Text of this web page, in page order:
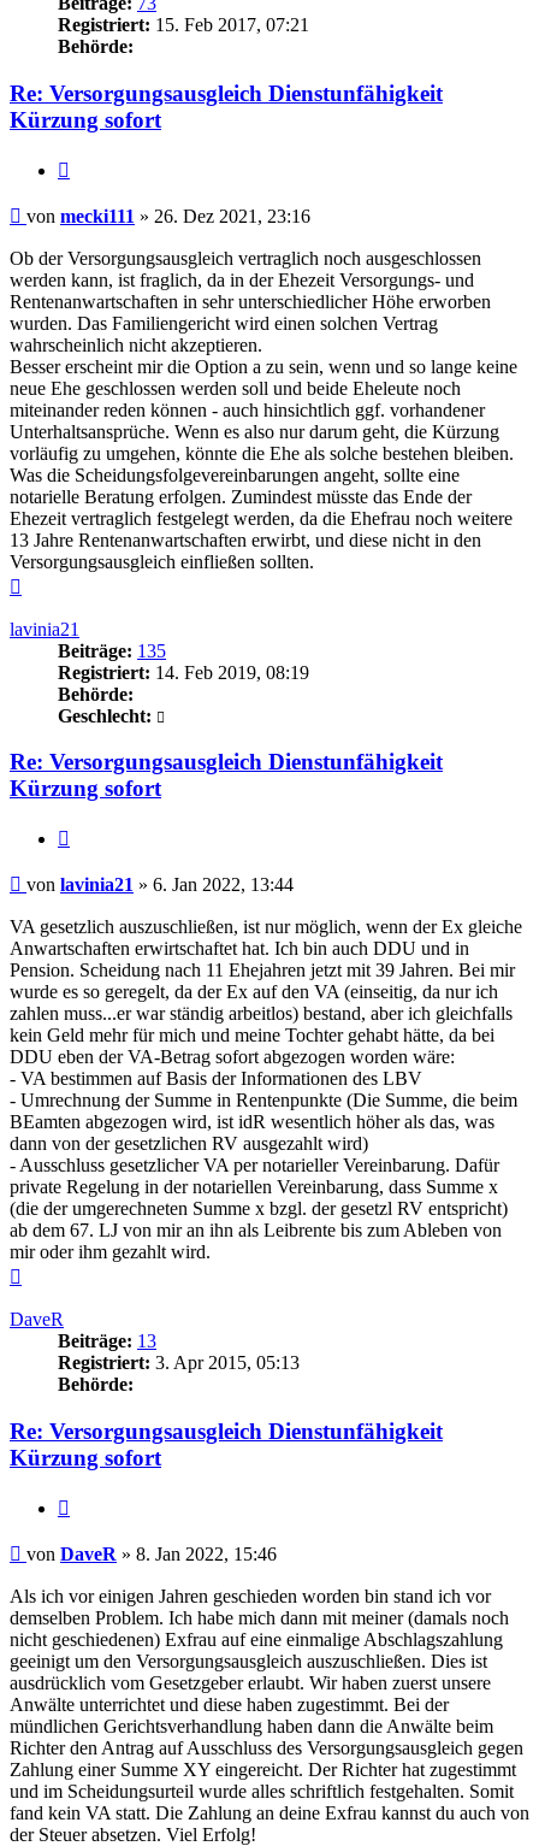
Registriert: 15. Feb 2017, 07:21
Behörde:
Re: Versorgungsausgleich Dienstunfähigkeit
Kürzung sofort
Beitrag
von mecki111 » 26. Dez 2021, 23:16
Ob der Versorgungsausgleich vertraglich noch ausgeschlossen
werden kann, ist fraglich, da in der Ehezeit Versorgungs- und
Rentenanwartschaften in sehr unterschiedlicher Höhe erworben
wurden. Das Familiengericht wird einen solchen Vertrag
wahrscheinlich nicht akzeptieren.
Besser erscheint mir die Option a zu sein, wenn und so lange keine
neue Ehe geschlossen werden soll und beide Eheleute noch
miteinander reden können - auch hinsichtlich ggf. vorhandener
Unterhaltsansprüche. Wenn es also nur darum geht, die Kürzung
vorläufig zu umgehen, könnte die Ehe als solche bestehen bleiben.
Was die Scheidungsfolgevereinbarungen angeht, sollte eine
notarielle Beratung erfolgen. Zumindest müsste das Ende der
Ehezeit vertraglich festgelegt werden, da die Ehefrau noch weitere
13 Jahre Rentenanwartschaften erwirbt, und diese nicht in den
Versorgungsausgleich einfließen sollten.
lavinia21
Beiträge: 135
Registriert: 14. Feb 2019, 08:19
Behörde:
Geschlecht:
Re: Versorgungsausgleich Dienstunfähigkeit
Kürzung sofort
Beitrag
von lavinia21 » 6. Jan 2022, 13:44
VA gesetzlich auszuschließen, ist nur möglich, wenn der Ex gleiche
Anwartschaften erwirtschaftet hat. Ich bin auch DDU und in
Pension. Scheidung nach 11 Ehejahren jetzt mit 39 Jahren. Bei mir
wurde es so geregelt, da der Ex auf den VA (einseitig, da nur ich
zahlen muss...er war ständig arbeitlos) bestand, aber ich gleichfalls
kein Geld mehr für mich und meine Tochter gehabt hätte, da bei
DDU eben der VA-Betrag sofort abgezogen worden wäre:
- VA bestimmen auf Basis der Informationen des LBV
- Umrechnung der Summe in Rentenpunkte (Die Summe, die beim
BEamten abgezogen wird, ist idR wesentlich höher als das, was
dann von der gesetzlichen RV ausgezahlt wird)
- Ausschluss gesetzlicher VA per notarieller Vereinbarung. Dafür
private Regelung in der notariellen Vereinbarung, dass Summe x
(die der umgerechneten Summe x bzgl. der gesetzl RV entspricht)
ab dem 67. LJ von mir an ihn als Leibrente bis zum Ableben von
mir oder ihm gezahlt wird.
DaveR
Beiträge: 13
Registriert: 3. Apr 2015, 05:13
Behörde:
Re: Versorgungsausgleich Dienstunfähigkeit
Kürzung sofort
Beitrag
von DaveR » 8. Jan 2022, 15:46
Als ich vor einigen Jahren geschieden worden bin stand ich vor
demselben Problem. Ich habe mich dann mit meiner (damals noch
nicht geschiedenen) Exfrau auf eine einmalige Abschlagszahlung
geeinigt um den Versorgungsausgleich auszuschließen. Dies ist
ausdrücklich vom Gesetzgeber erlaubt. Wir haben zuerst unsere
Anwälte unterrichtet und diese haben zugestimmt. Bei der
mündlichen Gerichtsverhandlung haben dann die Anwälte beim
Richter den Antrag auf Ausschluss des Versorgungsausgleich gegen
Zahlung einer Summe XY eingereicht. Der Richter hat zugestimmt
und im Scheidungsurteil wurde alles schriftlich festgehalten. Somit
fand kein VA statt. Die Zahlung an deine Exfrau kannst du auch von
der Steuer absetzen. Viel Erfolg!